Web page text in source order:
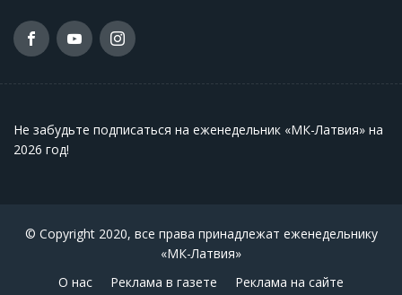
Не забудьте подписаться на еженедельник «МК-Латвия» на
2026 год!
© Copyright 2020, все права принадлежат еженедельнику
«МК-Латвия»
О нас
Реклама в газете
Реклама на сайте